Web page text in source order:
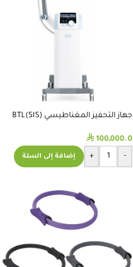
جهاز التحفيز المغناطيسي (SIS)BTL
⃁ 100,000.0
-
+ إضافة إلى السلة